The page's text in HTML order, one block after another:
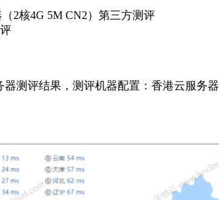
2核4G 5M CN2）第三方测评
器测评结果，测评机器配置：香港云服务器